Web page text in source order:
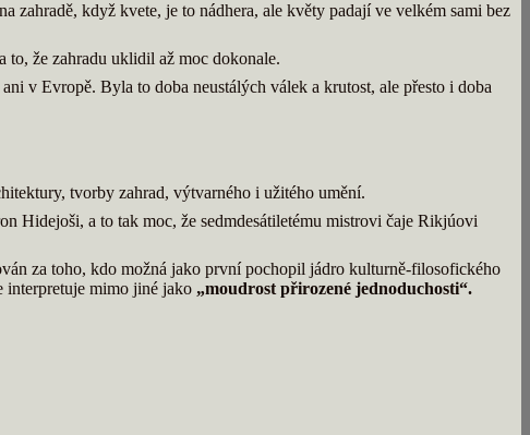
zahradě, když kvete, je to nádhera, ale květy padají ve velkém sami bez
to, že zahradu uklidil až moc dokonale.
v Evropě. Byla to doba neustálých válek a krutost, ale přesto i doba
tvorby zahrad, výtvarného i užitého umění.
Hidejoši, a to tak moc, že sedmdesátiletému mistrovi čaje Rikjúovi
za toho, kdo možná jako první pochopil jádro kulturně-filosofického
interpretuje mimo jiné jako „moudrost přirozené jednoduchosti“.